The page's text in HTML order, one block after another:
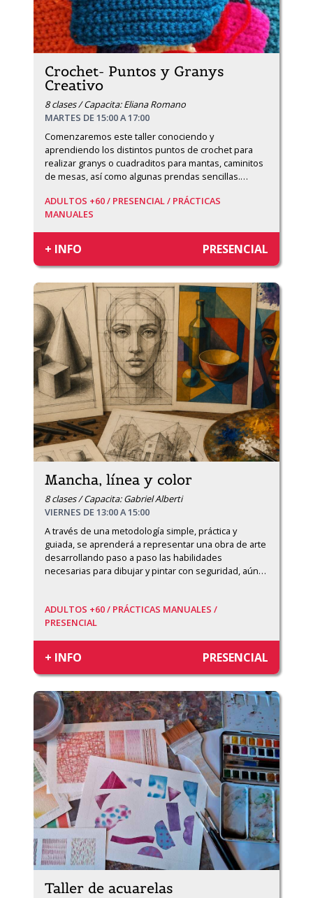
Crochet- Puntos y Granys
Creativo
8 clases / Capacita: Eliana Romano
MARTES DE 15:00 A 17:00
Comenzaremos este taller conociendo y
aprendiendo los distintos puntos de crochet para
realizar granys o cuadraditos para mantas, caminitos
de mesas, así como algunas prendas sencillas.…
ADULTOS +60 / PRESENCIAL / PRÁCTICAS
MANUALES
+ INFO PRESENCIAL
Mancha, línea y color
8 clases / Capacita: Gabriel Alberti
VIERNES DE 13:00 A 15:00
A través de una metodología simple, práctica y
guiada, se aprenderá a representar una obra de arte
desarrollando paso a paso las habilidades
necesarias para dibujar y pintar con seguridad, aún…
ADULTOS +60 / PRÁCTICAS MANUALES /
PRESENCIAL
+ INFO PRESENCIAL
Taller de acuarelas